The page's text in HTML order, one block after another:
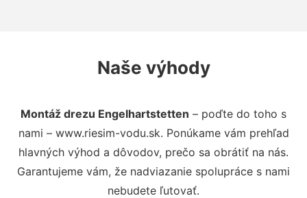
Naše výhody
Montáž drezu Engelhartstetten – poďte do toho s
nami – www.riesim-vodu.sk. Ponúkame vám prehľad
hlavných výhod a dôvodov, prečo sa obrátiť na nás.
Garantujeme vám, že nadviazanie spolupráce s nami
nebudete ľutovať.